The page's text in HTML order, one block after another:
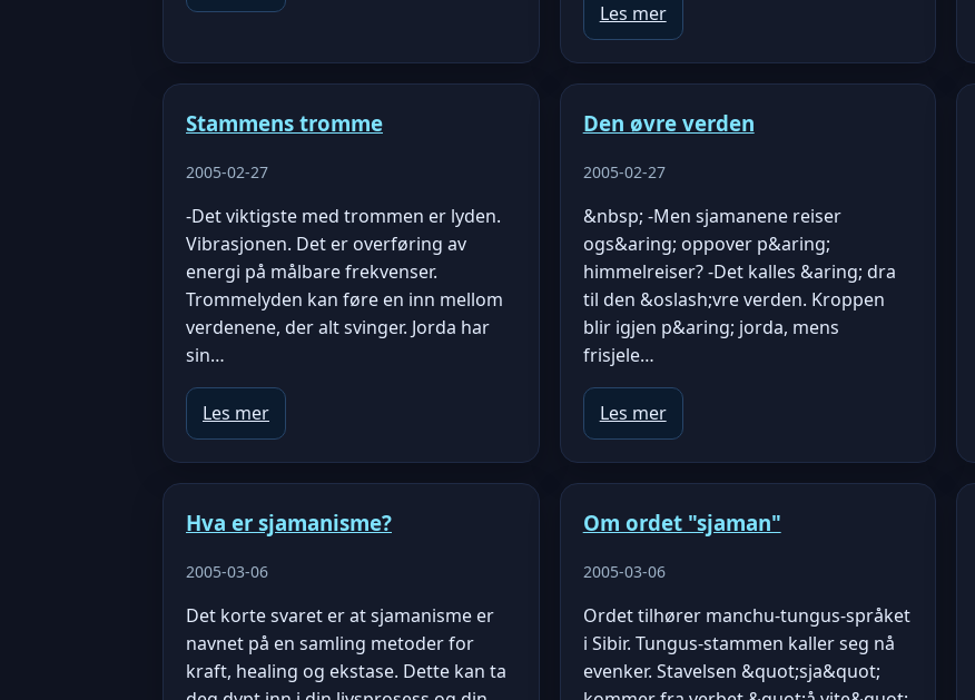
Les mer
Stammens tromme
2005-02-27
-Det viktigste med trommen er lyden.
Vibrasjonen. Det er overføring av
energi på målbare frekvenser.
Trommelyden kan føre en inn mellom
verdenene, der alt svinger. Jorda har
sin…
Les mer
Den øvre verden
2005-02-27
&nbsp; -Men sjamanene reiser
ogs&aring; oppover p&aring;
himmelreiser? -Det kalles &aring; dra
til den &oslash;vre verden. Kroppen
blir igjen p&aring; jorda, mens
frisjele…
Les mer
Hva er sjamanisme?
2005-03-06
Det korte svaret er at sjamanisme er
navnet på en samling metoder for
kraft, healing og ekstase. Dette kan ta
Om ordet "sjaman"
2005-03-06
Ordet tilhører manchu-tungus-språket
i Sibir. Tungus-stammen kaller seg nå
evenker. Stavelsen &quot;sja&quot;